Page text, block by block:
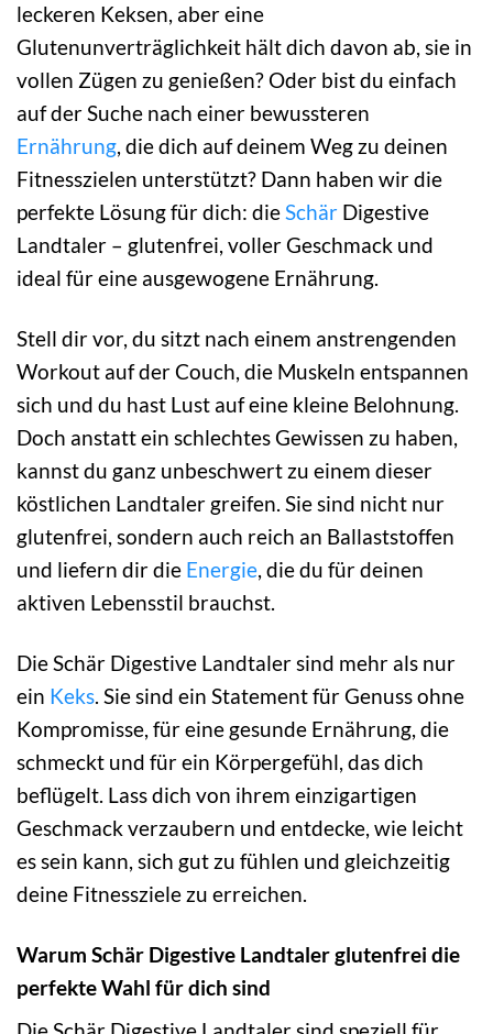
leckeren Keksen, aber eine
Glutenunverträglichkeit hält dich davon ab, sie in
vollen Zügen zu genießen? Oder bist du einfach
auf der Suche nach einer bewussteren
Ernährung, die dich auf deinem Weg zu deinen
Fitnesszielen unterstützt? Dann haben wir die
perfekte Lösung für dich: dieSchär Digestive
Landtaler – glutenfrei, voller Geschmack und
ideal für eine ausgewogene Ernährung.
Stell dir vor, du sitzt nach einem anstrengenden
Workout auf der Couch, die Muskeln entspannen
sich und du hast Lust auf eine kleine Belohnung.
Doch anstatt ein schlechtes Gewissen zu haben,
kannst du ganz unbeschwert zu einem dieser
köstlichen Landtaler greifen. Sie sind nicht nur
glutenfrei, sondern auch reich an Ballaststoffen
und liefern dir die Energie, die du für deinen
aktiven Lebensstil brauchst.
Die Schär Digestive Landtaler sind mehr als nur
ein Keks. Sie sind ein Statement für Genuss ohne
Kompromisse, für eine gesunde Ernährung, die
schmeckt und für ein Körpergefühl, das dich
beflügelt. Lass dich von ihrem einzigartigen
Geschmack verzaubern und entdecke, wie leicht
es sein kann, sich gut zu fühlen und gleichzeitig
deine Fitnessziele zu erreichen.
Warum Schär Digestive Landtaler glutenfrei die
perfekte Wahl für dich sind